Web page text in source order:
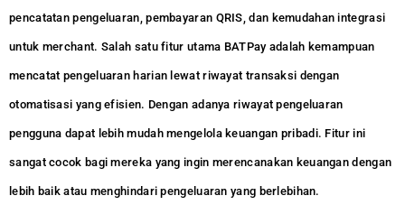
pencatatan pengeluaran, pembayaran QRIS, dan kemudahan integrasi
untuk merchant. Salah satu fitur utama BATPay adalah kemampuan
mencatat pengeluaran harian lewat riwayat transaksi dengan
otomatisasi yang efisien. Dengan adanya riwayat pengeluaran
pengguna dapat lebih mudah mengelola keuangan pribadi. Fitur ini
sangat cocok bagi mereka yang ingin merencanakan keuangan dengan
lebih baik atau menghindari pengeluaran yang berlebihan.